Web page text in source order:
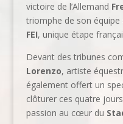
victoire de l’Allemand
triomphe de son équipe
FEI, unique étape
Devant des tribunes
Lorenzo, artiste
également offert un
clôturer ces quatre
passion au cœur du